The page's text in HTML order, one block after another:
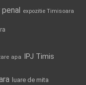
expozitie Timisoara
apa IPJ Timis
luare de mita